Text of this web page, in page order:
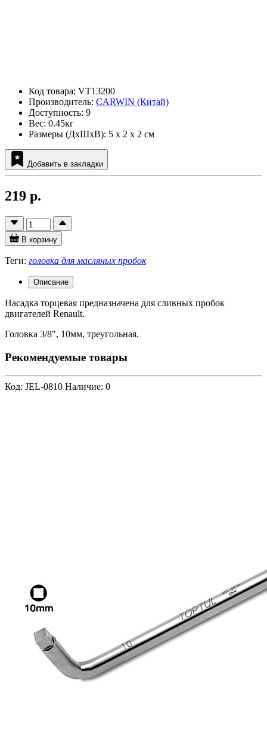
Код товара: VT13200
Производитель: CARWIN (Китай)
Доступность: 9
Вес: 0.45кг
Размеры (ДxШxВ): 5 x 2 x 2 см
Добавить в закладки
219 р.
В корзину
Теги: головка для масляных пробок
Описание
Насадка торцевая предназначена для сливных пробок
двигателей Renault.
Головка 3/8", 10мм, треугольная.
Рекомендуемые товары
Код: JEL-0810 Наличие: 0